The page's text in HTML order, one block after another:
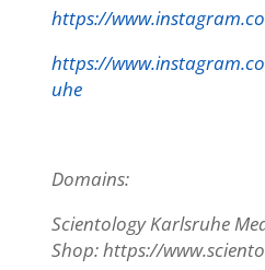
https://
https://
uhe
Domains:
Scientology Karlsruhe
Shop:https://